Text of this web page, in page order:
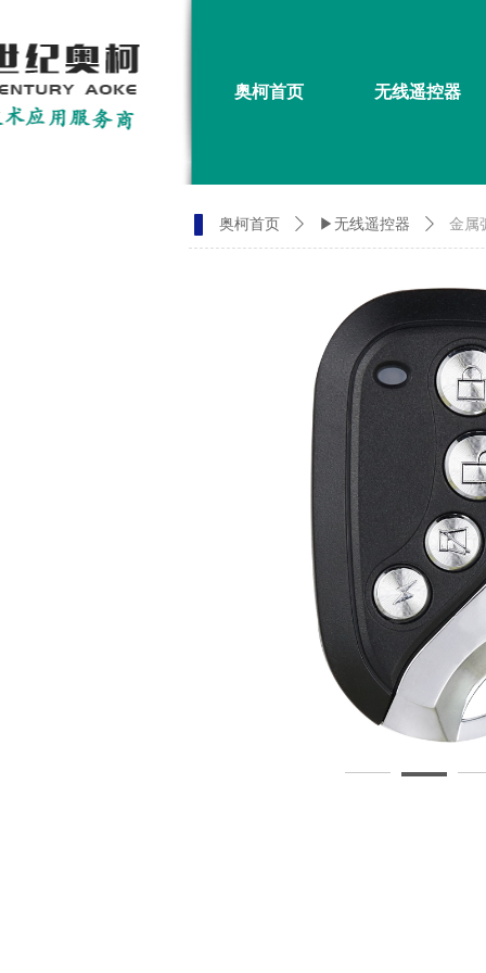
奥柯首页 无线遥控器
奥柯首页 ꄲ ▶无线遥控器 ꄲ 金属